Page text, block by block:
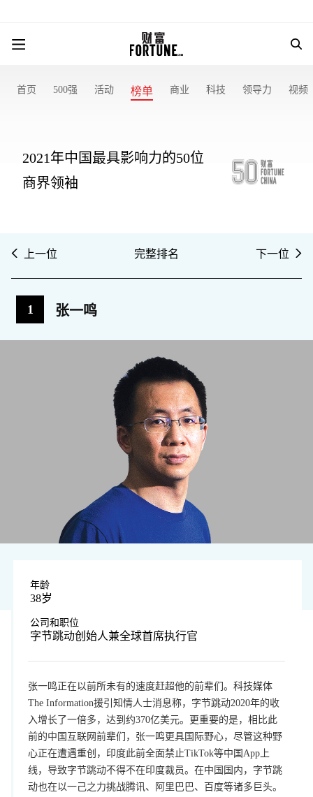
首页 500强 活动 榜单 商业 科技 领导力 视频
2021年中国最具影响力的50位
商界领袖
上一位 完整排名 下一位
1 张一鸣
年龄
38岁
公司和职位
字节跳动创始人兼全球首席执行官
张一鸣正在以前所未有的速度赶超他的前辈们。科技媒体
The Information援引知情人士消息称，字节跳动2020年的收
入增长了一倍多，达到约370亿美元。更重要的是，相比此
前的中国互联网前辈们，张一鸣更具国际野心，尽管这种野
心正在遭遇重创，印度此前全面禁止TikTok等中国App上
线，导致字节跳动不得不在印度裁员。在中国国内，字节跳
动也在以一己之力挑战腾讯、阿里巴巴、百度等诸多巨头。